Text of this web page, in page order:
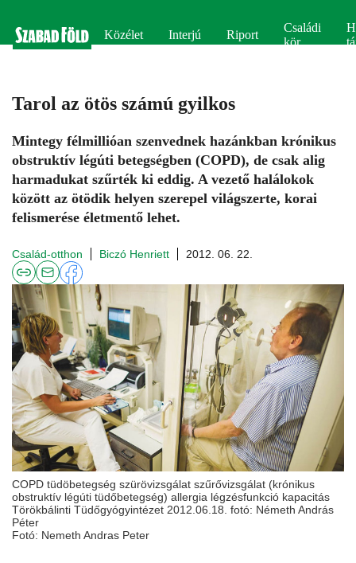
Közélet Interjú Riport
Családi
kör
Tarol az ötös számú gyilkos
Mintegy félmillióan szenvednek hazánkban krónikus
obstruktív légúti betegségben (COPD), de csak alig
harmadukat szűrték ki eddig. A vezető halálokok
között az ötödik helyen szerepel világszerte, korai
felismerése életmentő lehet.
Család-otthon Biczó Henriett 2012. 06. 22.
COPD tüdöbetegség szürövizsgálat szűrővizsgálat (krónikus
obstruktív légúti tüdőbetegség) allergia légzésfunkció kapacitás
Törökbálinti Tüdőgyógyintézet 2012.06.18. fotó: Németh András
Péter
Fotó: Nemeth Andras Peter